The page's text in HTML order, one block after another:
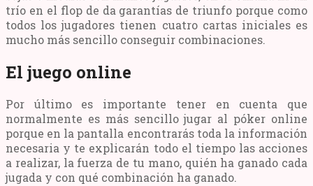
trío en el flop de da garantías de triunfo porque como
todos los jugadores tienen cuatro cartas iniciales es
mucho más sencillo conseguir combinaciones.
El juego online
Por último es importante tener en cuenta que
normalmente es más sencillo jugar al póker online
porque en la pantalla encontrarás toda la información
necesaria y te explicarán todo el tiempo las acciones
a realizar, la fuerza de tu mano, quién ha ganado cada
jugada y con qué combinación ha ganado.